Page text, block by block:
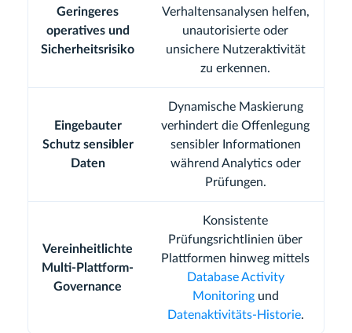
Geringeres
operatives und
Sicherheitsrisiko
Verhaltensanalysen helfen,
unautorisierte oder
unsichere Nutzeraktivität
zu erkennen.
Eingebauter
Schutz sensibler
Daten
Dynamische Maskierung
verhindert die Offenlegung
sensibler Informationen
während Analytics oder
Prüfungen.
Vereinheitlichte
Multi-Plattform-
Governance
Konsistente
Prüfungsrichtlinien über
Plattformen hinweg mittels
Database Activity
Monitoringund
Datenaktivitäts-Historie.